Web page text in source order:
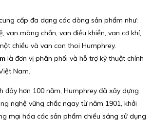
cấp đa dạng các dòng sản phẩm như:
van màng chắn, van điều khiển, van cơ khí,
chiều và van con thoi Humphrey.
là đơn vị phân phối và hỗ trợ kỹ thuật chính
Nam.
đây hơn 100 năm, Humphrey đã xây dựng
nghệ vững chắc ngay từ năm 1901, khởi
mại hóa các sản phẩm chiếu sáng sử dụng